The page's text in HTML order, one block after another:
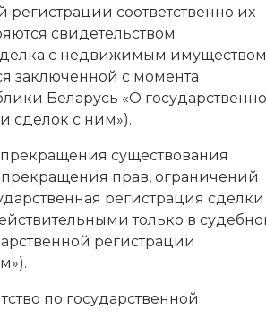
соответственно их
свидетельством
с недвижимым
заключенной с момента
Беларусь «О
сделок с ним»).
существования
прав, ограничений
регистрация сделки
только в
регистрации
по государственной